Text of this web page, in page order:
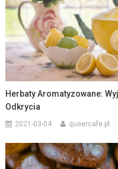
Herbaty Aromatyzowane:
Odkrycia
2021-03-04 queercafe.pl